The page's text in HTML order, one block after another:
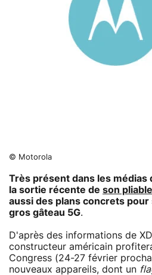
© Motorola
Très présent dans les médias
la sortie récente de son
aussi des plans concrets
gros gâteau 5G.
D'après des informations de
constructeur américain
Congress (24-27 février
nouveaux appareils, dont un